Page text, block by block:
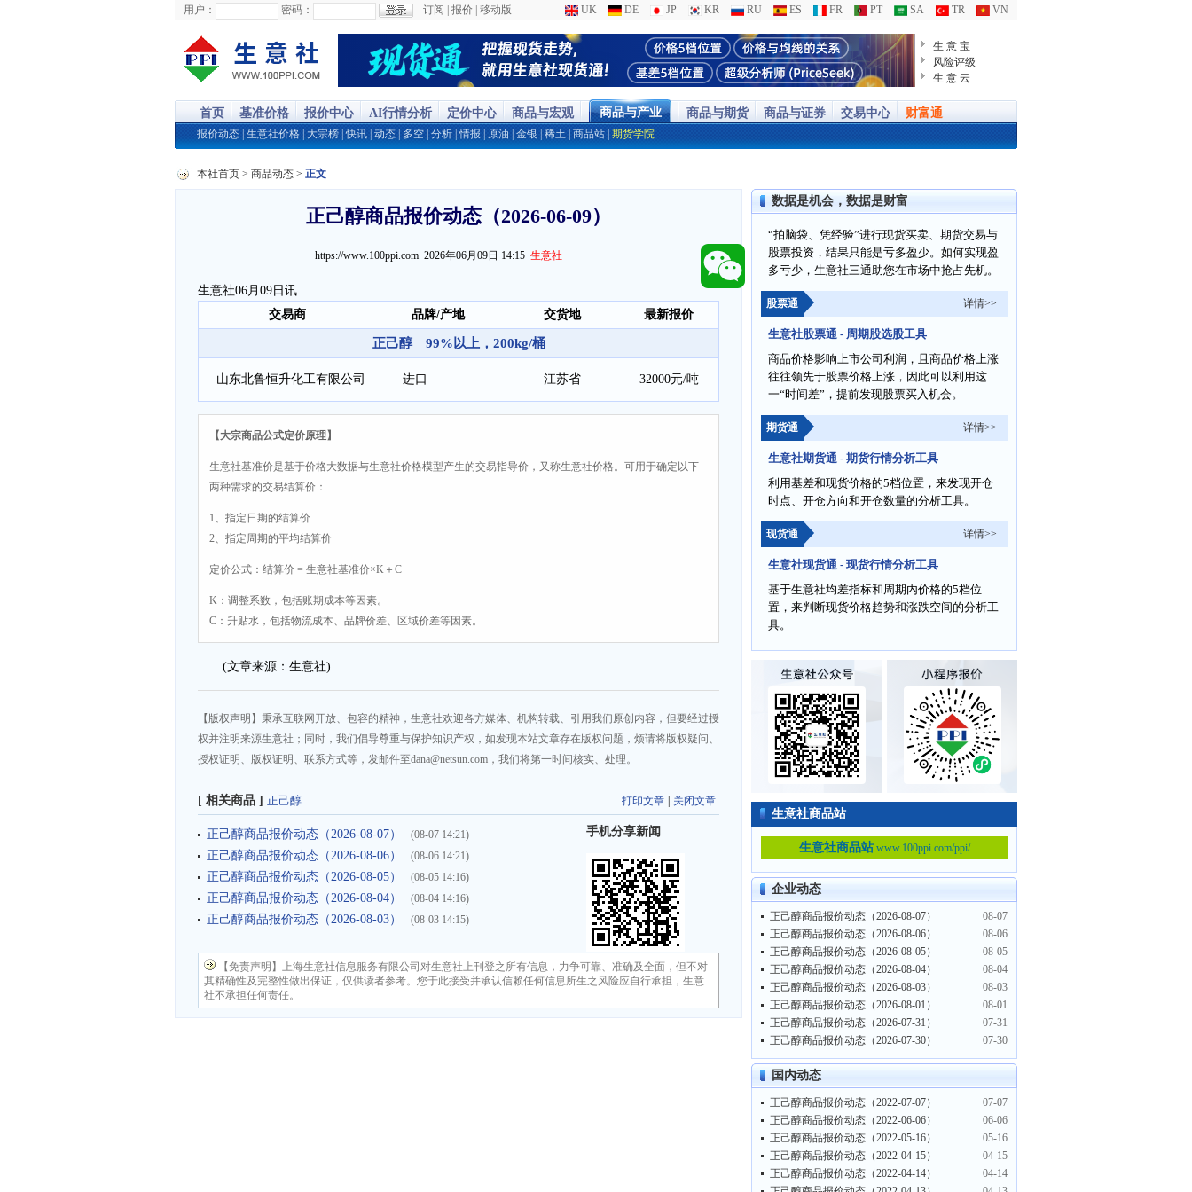
用户： 密码： 订阅 报价 移动版 UK DE JP KR RU ES FR PT SA TR VN
生 意 宝
风险评级
生 意 云
首页 基准价格 报价中心 AI行情分析 定价中心 商品与宏观 商品与产业 商品与期货 商品与证券 交易中心 财富通
报价动态 生意社价格 大宗榜 |快讯 动态 多空 分析 |情报 原油 金银 稀土 商品站 期货学院
本社首页 > 商品动态 > 正文
正己醇商品报价动态（2026-06-09）
https://www.100ppi.com 2026年06月09日 14:15 生意社
生意社06月09日讯
交易商
品牌/产地 交货地 最新报价
正己醇 99%以上，200kg/桶
山东北鲁恒升化工有限公司 进口 江苏省 32000元/吨
【大宗商品公式定价原理】
生意社基准价是基于价格大数据与生意社价格模型产生的交易指导价，又称生意社价格。可用于确定以下
两种需求的交易结算价：
1、指定日期的结算价
2、指定周期的平均结算价
定价公式：结算价 = 生意社基准价×K＋C
K：调整系数，包括账期成本等因素。
C：升贴水，包括物流成本、品牌价差、区域价差等因素。
(文章来源：生意社)
【版权声明】秉承互联网开放、包容的精神，生意社欢迎各方媒体、机构转载、引用我们原创内容，但要经过授
权并注明来源生意社；同时，我们倡导尊重与保护知识产权，如发现本站文章存在版权问题，烦请将版权疑问、
授权证明、版权证明、联系方式等，发邮件至dana@netsun.com，我们将第一时间核实、处理。
打印文章 关闭文章
[ 相关商品 ] 正己醇
正己醇商品报价动态（2026-08-07） (08-07 14:21)
正己醇商品报价动态（2026-08-06） (08-06 14:21)
正己醇商品报价动态（2026-08-05） (08-05 14:16)
正己醇商品报价动态（2026-08-04） (08-04 14:16)
正己醇商品报价动态（2026-08-03） (08-03 14:15)
手机分享新闻
【免责声明】上海生意社信息服务有限公司对生意社上刊登之所有信息，力争可靠、准确及全面，但不对
其精确性及完整性做出保证，仅供读者参考。您于此接受并承认信赖任何信息所生之风险应自行承担，生意
社不承担任何责任。
数据是机会，数据是财富
“拍脑袋、凭经验”进行现货买卖、期货交易与
股票投资，结果只能是亏多盈少。如何实现盈
多亏少，生意社三通助您在市场中抢占先机。
股票通 详情>>
生意社股票通 - 周期股选股工具
商品价格影响上市公司利润，且商品价格上涨
往往领先于股票价格上涨，因此可以利用这
一“时间差”，提前发现股票买入机会。
期货通 详情>>
生意社期货通 - 期货行情分析工具
利用基差和现货价格的5档位置，来发现开仓
时点、开仓方向和开仓数量的分析工具。
现货通 详情>>
生意社现货通 - 现货行情分析工具
基于生意社均差指标和周期内价格的5档位
置，来判断现货价格趋势和涨跌空间的分析工
具。
生意社商品站
生意社商品站www.100ppi.com/ppi/
企业动态
正己醇商品报价动态（2026-08-07）
08-07
正己醇商品报价动态（2026-08-06）
08-06
正己醇商品报价动态（2026-08-05）
08-05
正己醇商品报价动态（2026-08-04）
08-04
正己醇商品报价动态（2026-08-03）
08-03
正己醇商品报价动态（2026-08-01）
08-01
正己醇商品报价动态（2026-07-31）
07-31
正己醇商品报价动态（2026-07-30）
07-30
国内动态
正己醇商品报价动态（2022-07-07）
07-07
正己醇商品报价动态（2022-06-06）
06-06
正己醇商品报价动态（2022-05-16）
05-16
正己醇商品报价动态（2022-04-15）
04-15
正己醇商品报价动态（2022-04-14）
04-14